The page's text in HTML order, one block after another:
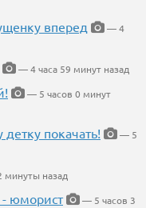
вперед
— 4
— 4 часа 59 минут назад
— 5 часов 0 минут
покачать!
— 5
минуты назад
- юморист
— 5 часов 3